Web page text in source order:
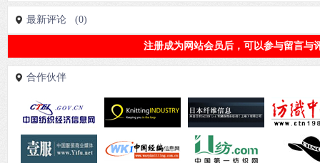
最新评论 (0)
注册成为网站会员后，可以参与留言与
合作伙伴